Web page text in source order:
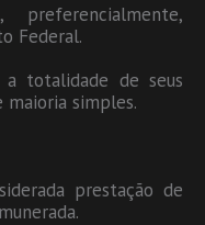
Federal.
totalidade de seus
maioria simples.
prestação de